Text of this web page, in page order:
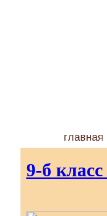
главная
9-б